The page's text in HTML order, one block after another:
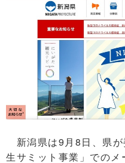
新潟県は9月8日、県が
生サミット事業」での